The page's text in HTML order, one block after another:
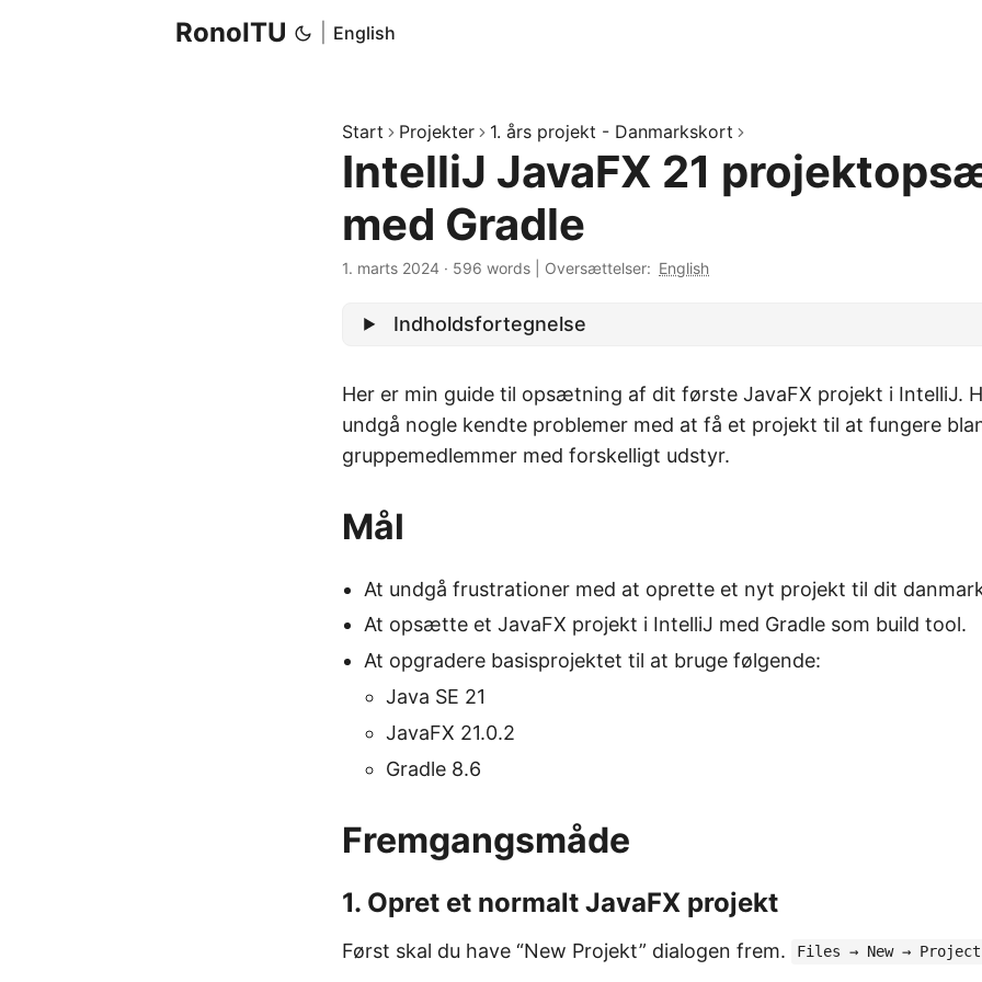
RonoITU English
Start Projekter 1. års projekt - Danmarkskort
IntelliJ JavaFX 21
med Gradle
1. marts 2024 · 596 words Oversættelser: English
Indholdsfortegnelse
Her er min guide til opsætning af dit første JavaFX projekt i IntelliJ.
undgå nogle kendte problemer med at få et projekt til at fungere
gruppemedlemmer med forskelligt udstyr.
Mål
At undgå frustrationer med at oprette et nyt projekt til dit
At opsætte et JavaFX projekt i IntelliJ med Gradle som build tool.
At opgradere basisprojektet til at bruge følgende:
Java SE 21
JavaFX 21.0.2
Gradle 8.6
Fremgangsmåde
1. Opret et normalt JavaFX projekt
Først skal du have “New Projekt” dialogen frem. Files → New →